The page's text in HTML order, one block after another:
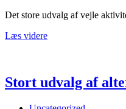
Det store udvalg af vejle
Læs videre
Stort udvalg af